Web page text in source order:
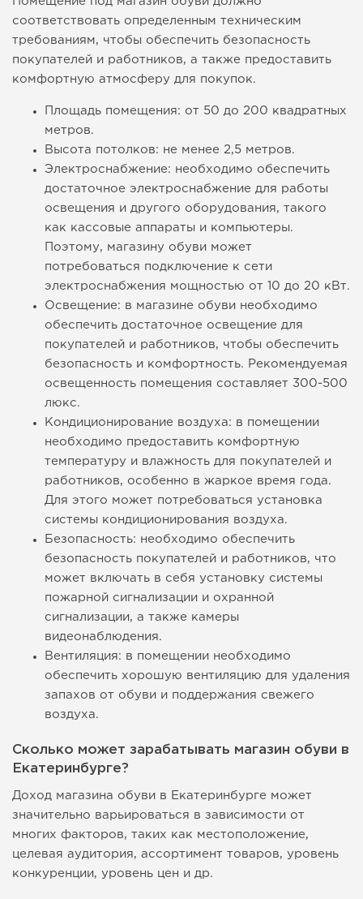
соответствовать определенным техническим
требованиям, чтобы обеспечить безопасность
покупателей и работников, а также предоставить
комфортную атмосферу для покупок.
Площадь помещения: от 50 до 200 квадратных
метров.
Высота потолков: не менее 2,5 метров.
Электроснабжение: необходимо обеспечить
достаточное электроснабжение для работы
освещения и другого оборудования, такого
как кассовые аппараты и компьютеры.
Поэтому, магазину обуви может
потребоваться подключение к сети
электроснабжения мощностью от 10 до 20 кВт.
Освещение: в магазине обуви необходимо
обеспечить достаточное освещение для
покупателей и работников, чтобы обеспечить
безопасность и комфортность. Рекомендуемая
освещенность помещения составляет 300-500
люкс.
Кондиционирование воздуха: в помещении
необходимо предоставить комфортную
температуру и влажность для покупателей и
работников, особенно в жаркое время года.
Для этого может потребоваться установка
системы кондиционирования воздуха.
Безопасность: необходимо обеспечить
безопасность покупателей и работников, что
может включать в себя установку системы
пожарной сигнализации и охранной
сигнализации, а также камеры
видеонаблюдения.
Вентиляция: в помещении необходимо
обеспечить хорошую вентиляцию для удаления
запахов от обуви и поддержания свежего
воздуха.
Сколько может зарабатывать магазин обуви в
Екатеринбурге?
Доход магазина обуви в Екатеринбурге может
значительно варьироваться в зависимости от
многих факторов, таких как местоположение,
целевая аудитория, ассортимент товаров, уровень
конкуренции, уровень цен и др.